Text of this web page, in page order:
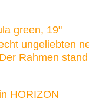
green, 19"
ungeliebten
Rahmen
HORIZON